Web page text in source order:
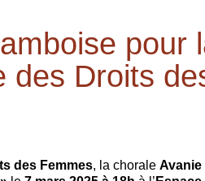
pour
des Droits
des Femmes, la chorale Avanie